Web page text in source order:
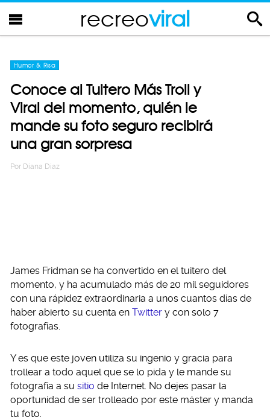
recreoviral
Humor & Risa
Conoce al Tuitero Más Troll y
Viral del momento, quién le
mande su foto seguro recibirá
una gran sorpresa
Por Diana Diaz
James Fridman se ha convertido en el tuitero del
momento, y ha acumulado más de 20 mil seguidores
con una rápidez extraordinaria a unos cuantos días de
haber abierto su cuenta en Twitter y con solo 7
fotografías.
Y es que este joven utiliza su ingenio y gracia para
trollear a todo aquel que se lo pida y le mande su
fotografía a su sitio de Internet. No dejes pasar la
oportunidad de ser trolleado por este máster y manda
tu foto.